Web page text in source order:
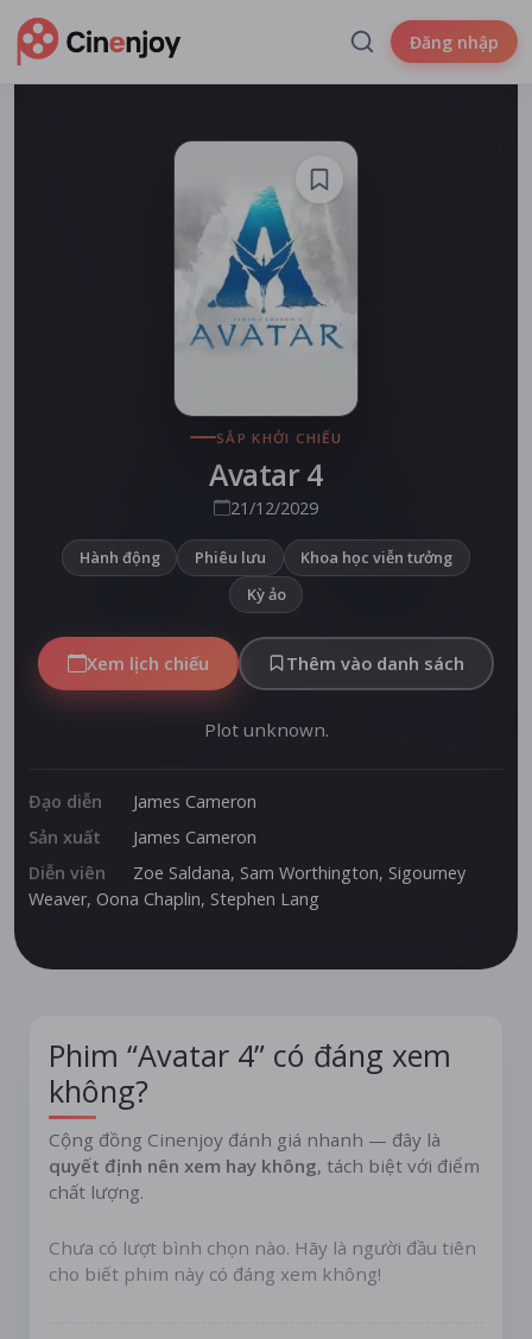
Đăng nhập
SẮP KHỞI CHIẾU
Avatar 4
21/12/2029
Hành động Phiêu lưu
Khoa học viễn tưởng
Kỳ ảo
Xem lịch chiếu Thêm vào danh sách
Plot unknown.
Đạo diễn
James Cameron
Sản xuất
James Cameron
Diễn viên
Zoe Saldana, Sam Worthington, Sigourney
Weaver, Oona Chaplin, Stephen Lang
Phim “Avatar 4” có đáng xem
không?
Cộng đồng Cinenjoy đánh giá nhanh — đây là
quyết định nên xem hay không, tách biệt với điểm
chất lượng.
Chưa có lượt bình chọn nào. Hãy là người đầu tiên
cho biết phim này có đáng xem không!